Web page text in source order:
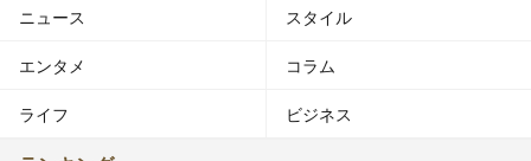
ニュース スタイル
エンタメ コラム
ライフ ビジネス